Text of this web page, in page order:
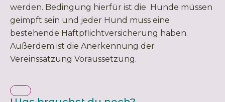
werden. Bedingung hierfür ist die Hunde müssen
geimpft sein und jeder Hund muss eine
bestehende Haftpflichtversicherung haben.
Außerdem ist die Anerkennung der
Vereinssatzung Voraussetzung.